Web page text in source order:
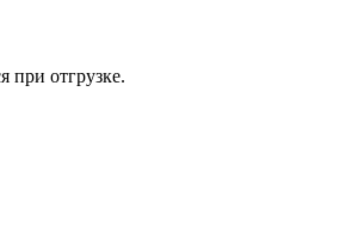
при отгрузке.